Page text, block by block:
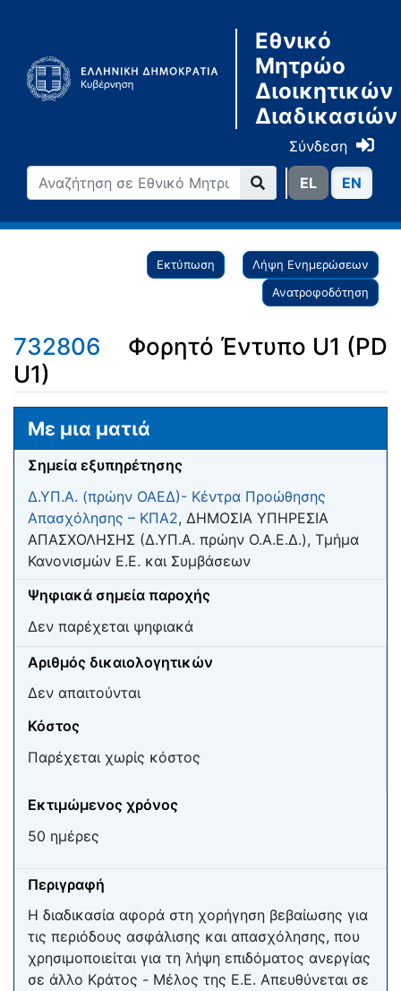
Εθνικό
Μητρώο
Διοικητικών
Διαδικασιών
Σύνδεση
ΕL ΕN
Εκτύπωση
Λήψη Ενημερώσεων
Ανατροφοδότηση
732806
Φορητό Έντυπο U1 (PD
U1)
Μετάβαση σε: πλοήγηση
Με μια ματιά
Σημεία εξυπηρέτησης
Δ.ΥΠ.Α. (πρώην ΟΑΕΔ)- Κέντρα Προώθησης
Απασχόλησης – ΚΠΑ2, ΔΗΜΟΣΙΑ ΥΠΗΡΕΣΙΑ
ΑΠΑΣΧΟΛΗΣΗΣ (Δ.ΥΠ.Α. πρώην Ο.Α.Ε.Δ.), Τμήμα
Κανονισμών Ε.Ε. και Συμβάσεων
Ψηφιακά σημεία παροχής
Δεν παρέχεται ψηφιακά
Αριθμός δικαιολογητικών
Δεν απαιτούνται
Κόστος
Παρέχεται χωρίς κόστος
Εκτιμώμενος χρόνος
50 ημέρες
Περιγραφή
Η διαδικασία αφορά στη χορήγηση βεβαίωσης για
τις περιόδους ασφάλισης και απασχόλησης, που
χρησιμοποιείται για τη λήψη επιδόματος ανεργίας
σε άλλο Kράτος - Mέλος της Ε.Ε. Απευθύνεται σε